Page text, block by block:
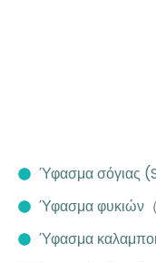
Ύφασμα σόγιας
Ύφασμα φυκιών（
Ύφασμα